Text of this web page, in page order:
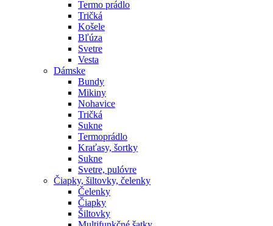
Termo prádlo
Tričká
Košele
Bľúza
Svetre
Vesta
Dámske
Bundy
Mikiny
Nohavice
Tričká
Sukne
Termoprádlo
Kraťasy, šortky
Sukne
Svetre, pulóvre
Čiapky, šiltovky, čelenky
Čelenky
Čiapky
Šiltovky